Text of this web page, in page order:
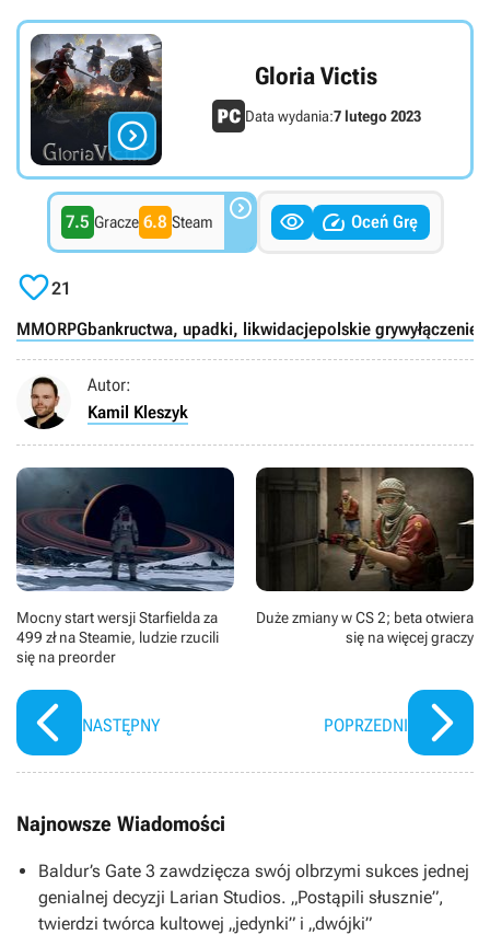

Gloria Victis
Data wydania:7 lutego 2023
7.5 Gracze 6.8 Steam    Oceń Grę
21
MMORPGbankructwa, upadki, likwidacjepolskie grywyłączenie
Autor:
Kamil Kleszyk
Mocny start wersji Starfielda za
499 zł na Steamie, ludzie rzucili
się na preorder
NASTĘPNY
Duże zmiany w CS 2; beta otwiera
się na więcej graczy
POPRZEDNI
Najnowsze Wiadomości
Baldur’s Gate 3 zawdzięcza swój olbrzymi sukces jednej
genialnej decyzji Larian Studios. „Postąpili słusznie”,
twierdzi twórca kultowej „jedynki” i „dwójki”